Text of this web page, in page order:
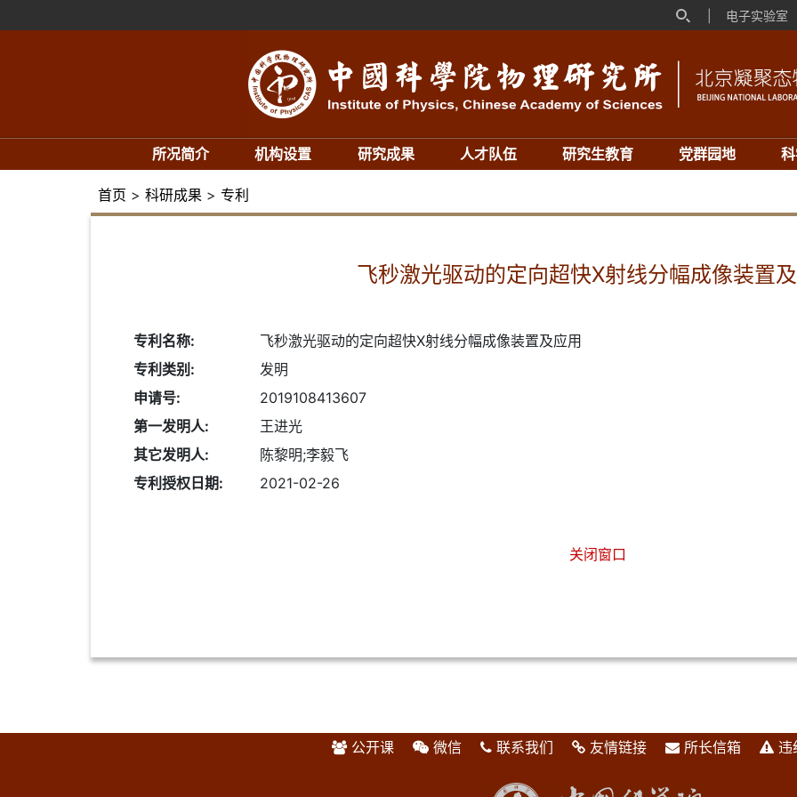
电子实验室
所况简介 机构设置 研究成果 人才队伍 研究生教育 党群园地
首页 > 科研成果 > 专利
飞秒激光驱动的定向超快X射线分幅成像装置
专利名称:
飞秒激光驱动的定向超快X射线分幅成像装置及应用
专利类别:
发明
申请号:
2019108413607
第一发明人:
王进光
其它发明人:
陈黎明;李毅飞
专利授权日期:
2021-02-26
关闭窗口
公开课 微信 联系我们 友情链接 所长信箱 违